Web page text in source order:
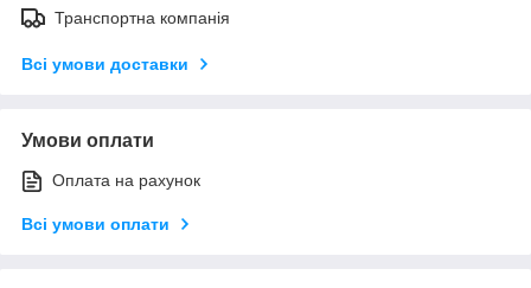
Транспортна компанія
Всі умови доставки
Умови оплати
Оплата на рахунок
Всі умови оплати